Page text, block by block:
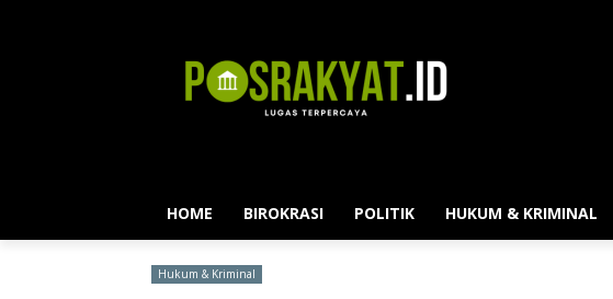
HOME BIROKRASI POLITIK HUKUM & KRIMINAL
Hukum & Kriminal